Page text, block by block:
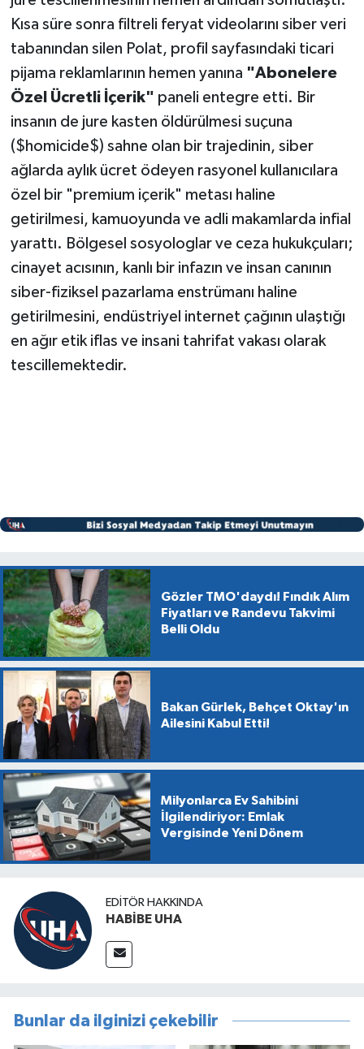
Kısa süre sonra filtreli feryat videolarını siber veri
tabanından silen Polat, profil sayfasındaki ticari
pijama reklamlarının hemen yanına "Abonelere
Özel Ücretli İçerik" paneli entegre etti. Bir
insanın de jure kasten öldürülmesi suçuna
($homicide$) sahne olan bir trajedinin, siber
ağlarda aylık ücret ödeyen rasyonel kullanıcılara
özel bir "premium içerik" metası haline
getirilmesi, kamuoyunda ve adli makamlarda infial
yarattı. Bölgesel sosyologlar ve ceza hukukçuları;
cinayet acısının, kanlı bir infazın ve insan canının
siber-fiziksel pazarlama enstrümanı haline
getirilmesini, endüstriyel internet çağının ulaştığı
en ağır etik iflas ve insani tahrifat vakası olarak
tescillemektedir.
Gözler TMO'daydı! Fındık Alım
Fiyatları ve Randevu Takvimi
Belli Oldu
Bakan Gürlek, Behçet Oktay'ın
Ailesini Kabul Etti!
Milyonlarca Ev Sahibini
İlgilendiriyor: Emlak
Vergisinde Yeni Dönem
EDITÖR HAKKINDA
HABİBE UHA
Bunlar da ilginizi çekebilir